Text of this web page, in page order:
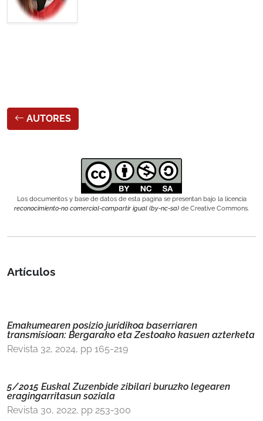
AUTORES
Los documentos y base de datos de esta pagina se presentan bajo la licencia
reconocimiento-no comercial-compartir igual (by-nc-sa) de Creative Commons.
Artículos
Emakumearen posizio juridikoa baserriaren
transmisioan: Bergarako eta Zestoako kasuen azterketa
Revista 32, 2024, pp 165-219
5/2015 Euskal Zuzenbide zibilari buruzko legearen
eragingarritasun soziala
Revista 30, 2022, pp 253-300